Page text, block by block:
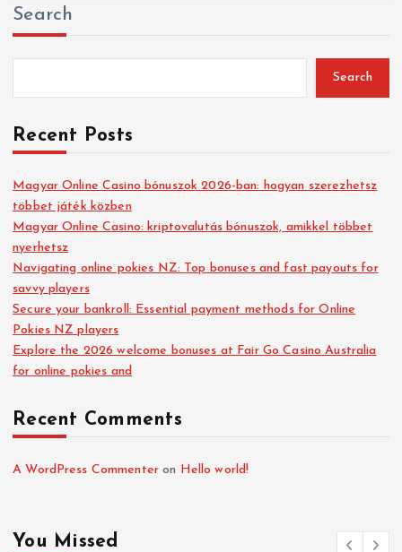
Search
Search
Recent Posts
Magyar Online Casino bónuszok 2026-ban: hogyan szerezhetsz
többet játék közben
Magyar Online Casino: kriptovalutás bónuszok, amikkel többet
nyerhetsz
Navigating online pokies NZ: Top bonuses and fast payouts for
savvy players
Secure your bankroll: Essential payment methods for Online
Pokies NZ players
Explore the 2026 welcome bonuses at Fair Go Casino Australia
for online pokies and
Recent Comments
A WordPress Commenter on Hello world!
You Missed